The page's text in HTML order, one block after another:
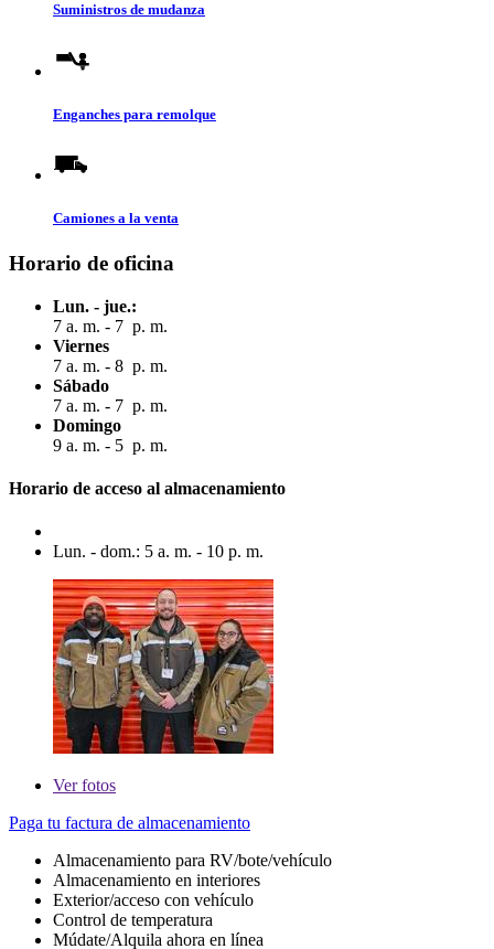
Suministros de mudanza
Enganches para remolque
Camiones a la venta
Horario de oficina
Lun. - jue.:
7 a. m. - 7 p. m.
Viernes
7 a. m. - 8 p. m.
Sábado
7 a. m. - 7 p. m.
Domingo
9 a. m. - 5 p. m.
Horario de acceso al almacenamiento
Lun. - dom.: 5 a. m. - 10 p. m.
Verfotos
Paga tu factura de almacenamiento
Almacenamiento para RV/bote/vehículo
Almacenamiento en interiores
Exterior/acceso con vehículo
Control de temperatura
Múdate/Alquila ahora en línea